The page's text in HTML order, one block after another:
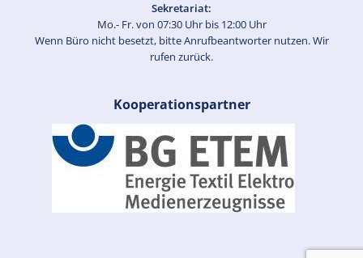
Sekretariat:
Mo.- Fr. von 07:30 Uhr bis 12:00 Uhr
Wenn Büro nicht besetzt, bitte Anrufbeantworter nutzen. Wir
rufen zurück.
Kooperationspartner